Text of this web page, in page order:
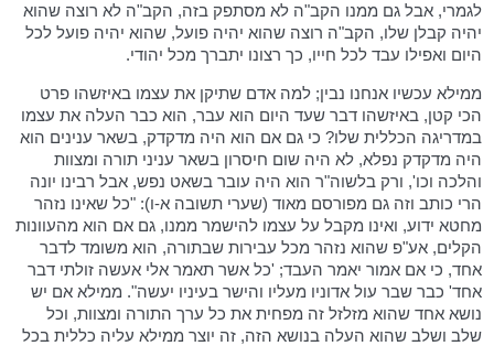
לגמרי, אבל גם ממנו הקב"ה לא מסתפק בזה, הקב"ה לא רוצה שהוא
יהיה קבלן שלו, הקב"ה רוצה שהוא יהיה פועל, שהוא יהיה פועל לכל
היום ואפילו עבד לכל חייו, כך רצונו יתברך מכל יהודי.
ממילא עכשיו אנחנו נבין; למה אדם שתיקן את עצמו באיזשהו פרט
הכי קטן, באיזשהו דבר שעד היום הוא עבר, הוא כבר העלה את עצמו
במדריגה הכללית שלו? כי גם אם הוא היה מדקדק, בשאר ענינים הוא
היה מדקדק נפלא, לא היה שום חיסרון בשאר עניני תורה ומצוות
והלכה וכו', ורק בלשוה"ר הוא היה עובר בשאט נפש, אבל רבינו יונה
הרי כותב וזה גם מפורסם מאוד (שערי תשובה א-ו): "כל שאינו נזהר
מחטא ידוע, ואינו מקבל על עצמו להישמר ממנו, גם אם הוא מהעוונות
הקלים, אע"פ שהוא נזהר מכל עבירות שבתורה, הוא משומד לדבר
אחד, כי אם אמור יאמר העבד; 'כל אשר תאמר אלי אעשה זולתי דבר
אחד' כבר שבר עול אדוניו מעליו והישר בעיניו יעשה". ממילא אם יש
נושא אחד שהוא מזלזל זה מפחית את כל ערך התורה ומצוות, וכל
שלב ושלב שהוא העלה בנושא הזה, זה יוצר ממילא עליה כללית בכל